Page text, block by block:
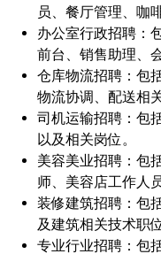
员、餐厅管理、咖
办公室行政招聘：
前台、销售助理、
仓库物流招聘： 包
物流协调、配送相
司机运输招聘： 包
以及相关岗位。
美容美业招聘： 包
师、美容店工作人员
装修建筑招聘： 包
及建筑相关技术职位
专业行业招聘： 包